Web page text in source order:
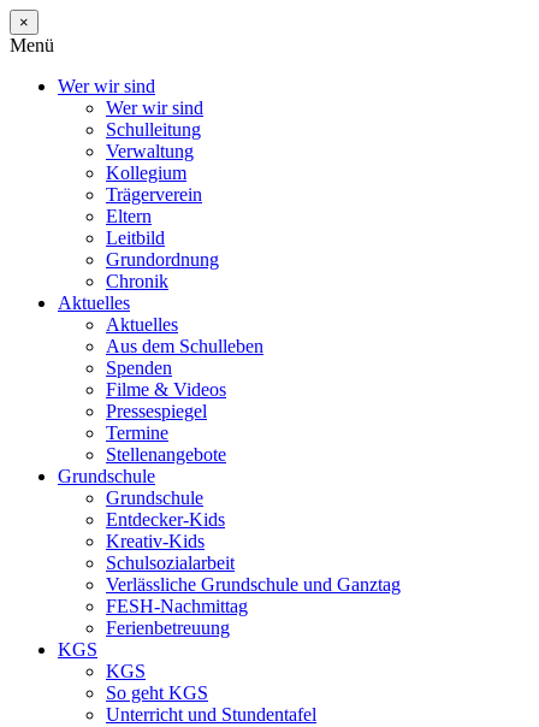
×
Menü
Wer wir sind
Wer wir sind
Schulleitung
Verwaltung
Kollegium
Trägerverein
Eltern
Leitbild
Grundordnung
Chronik
Aktuelles
Aktuelles
Aus dem Schulleben
Spenden
Filme & Videos
Pressespiegel
Termine
Stellenangebote
Grundschule
Grundschule
Entdecker-Kids
Kreativ-Kids
Schulsozialarbeit
Verlässliche Grundschule und Ganztag
FESH-Nachmittag
Ferienbetreuung
KGS
KGS
So geht KGS
Unterricht und Stundentafel